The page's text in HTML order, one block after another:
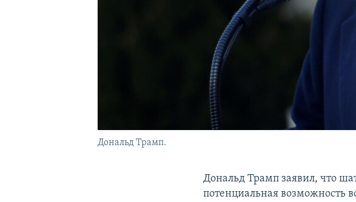
Дональд Трамп.
Дональд Трамп заявил, что
потенциальная возможность